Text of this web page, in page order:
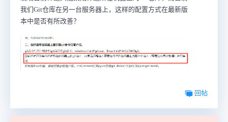
我们Git仓库在另一台服务器上，这样的配置方式在最新版
本中是否有所改善？
回帖